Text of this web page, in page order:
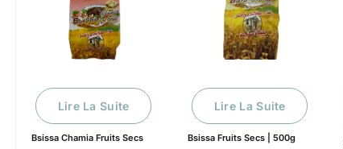
Bsissa Chamia Fruits Secs
Lire La Suite
Bsissa Fruits Secs | 500g
Lire La Suite